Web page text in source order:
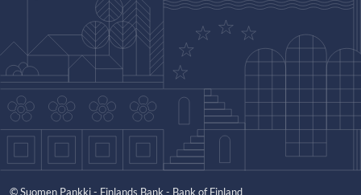
© Suomen Pankki - Finlands Bank - Bank of Finland